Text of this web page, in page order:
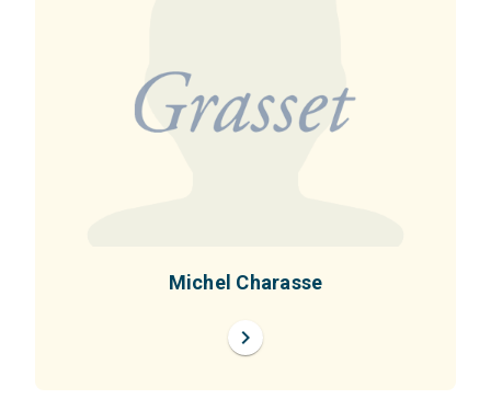
Michel Charasse
chevron_right